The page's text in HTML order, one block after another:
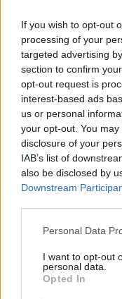
If you wish to opt-out
processing of your
targeted advertising
section to confirm
opt-out request is
interest-based ads
us or personal
your opt-out. You
disclosure of your
IAB’s list of
also be disclosed by
Downstream
Personal Data
I want to opt-out
personal data.
Opted In
Responder: